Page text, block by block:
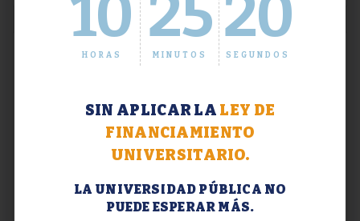
10
HORAS
25
MINUTOS
21
SEGUNDOS
SIN APLICAR LA LEY DE
FINANCIAMIENTO
UNIVERSITARIO.
LA UNIVERSIDAD PÚBLICA NO
PUEDE ESPERAR MÁS.